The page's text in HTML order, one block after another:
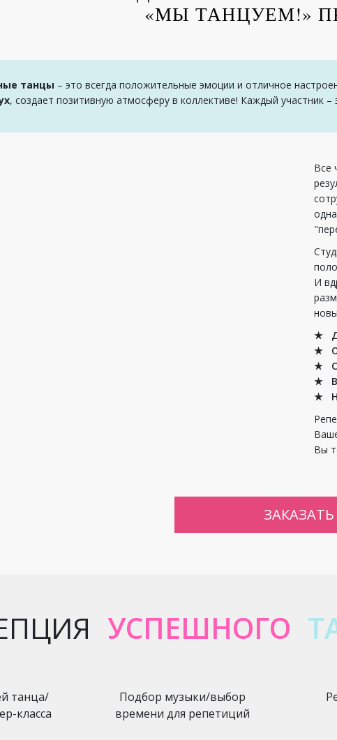
«МЫ ТАНЦУЕМ!»
танцы – это всегда положительные эмоции и отличное
, создает позитивную атмосферу в коллективе! Каждый участник
Все
И
★
★
★
★
★
Вы
УСПЕШНОГО
танца/
класса
Подбор музыки/выбор
времени для репетиций